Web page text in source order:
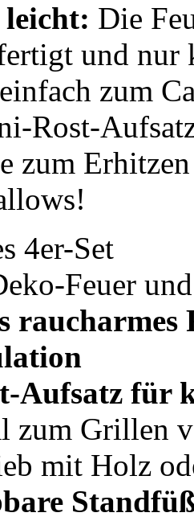
Die
und nur
zum
Rost-
zum
4er-Set
Feuer
raucharmes
Aufsatz für
zum Grillen
mit Holz